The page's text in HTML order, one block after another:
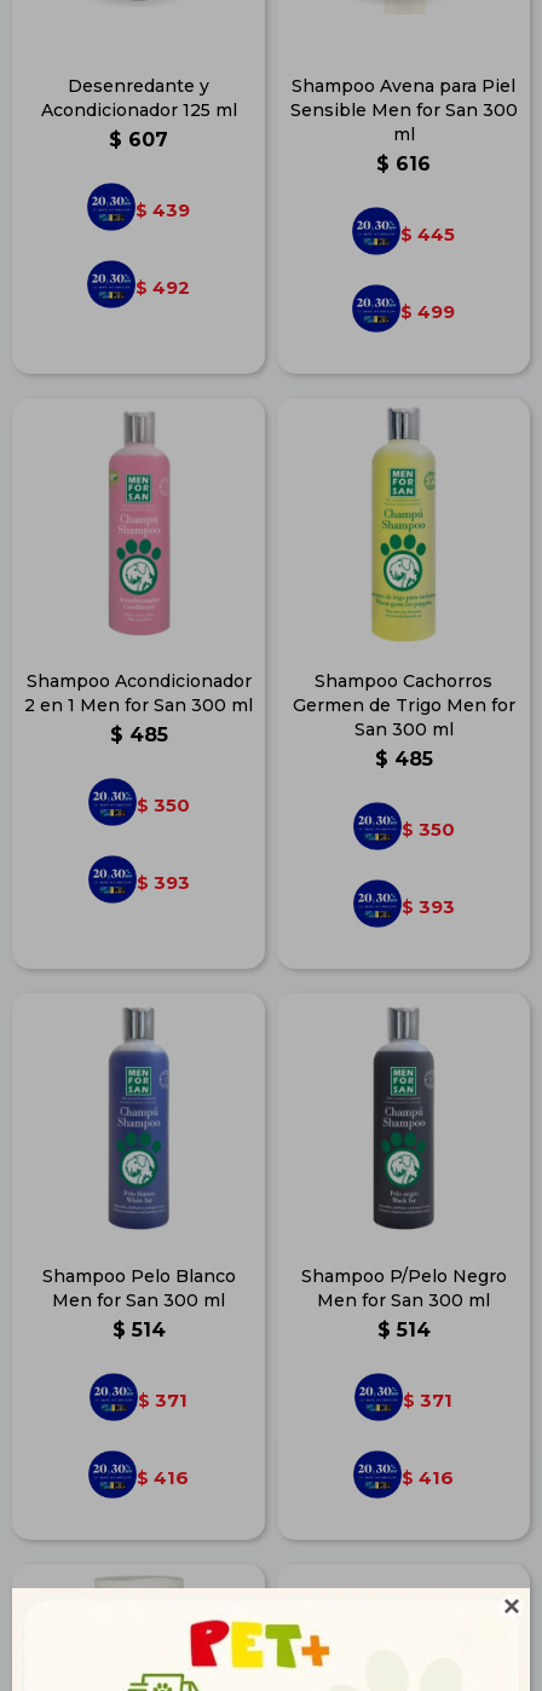

Desenredante y
Acondicionador 125 ml
$ 607
$ 439
$ 492
Shampoo Avena para Piel
Sensible Men for San 300
ml
$ 616
$ 445
$ 499
Shampoo Acondicionador
2 en 1 Men for San 300 ml
$ 485
$ 350
$ 393
Shampoo Cachorros
Germen de Trigo Men for
San 300 ml
$ 485
$ 350
$ 393
Shampoo Pelo Blanco
Men for San 300 ml
$ 514
$ 371
$ 416
Shampoo P/Pelo Negro
Men for San 300 ml
$ 514
$ 371
$ 416